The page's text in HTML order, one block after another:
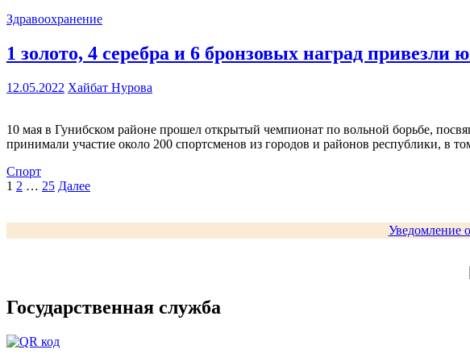
Здравоохранение
1 золото, 4 серебра и 6 бронзовых наград
12.05.2022 Хайбат Нурова
10 мая в Гунибском районе прошел открытый чемпионат по вольной борьбе,
принимали участие около 200 спортсменов из городов и районов республики, в
Спорт
Пагинация
1 2 … 25 Далее
Уведомление
Государственная служба